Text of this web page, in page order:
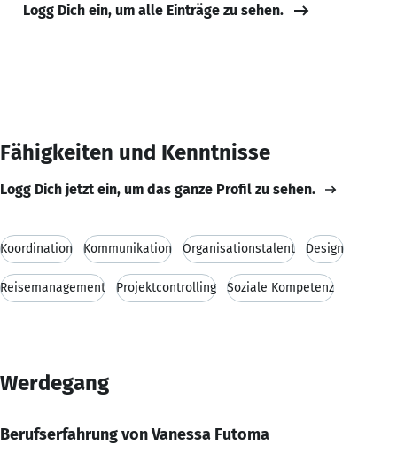
Logg Dich ein, um alle Einträge zu sehen.
Fähigkeiten und Kenntnisse
Logg Dich jetzt ein, um das ganze Profil zu sehen.
Koordination Kommunikation Organisationstalent Design
Reisemanagement Projektcontrolling Soziale Kompetenz
Werdegang
Berufserfahrung von Vanessa Futoma